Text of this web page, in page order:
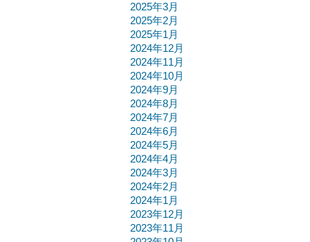
2025年3月
2025年2月
2025年1月
2024年12月
2024年11月
2024年10月
2024年9月
2024年8月
2024年7月
2024年6月
2024年5月
2024年4月
2024年3月
2024年2月
2024年1月
2023年12月
2023年11月